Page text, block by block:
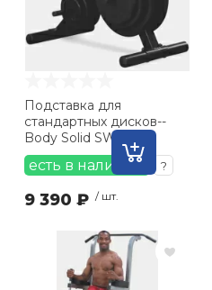
Подставка для
стандартных дисков--
Body Solid SWT14
есть в наличии ?
9 390 ₽ / шт.